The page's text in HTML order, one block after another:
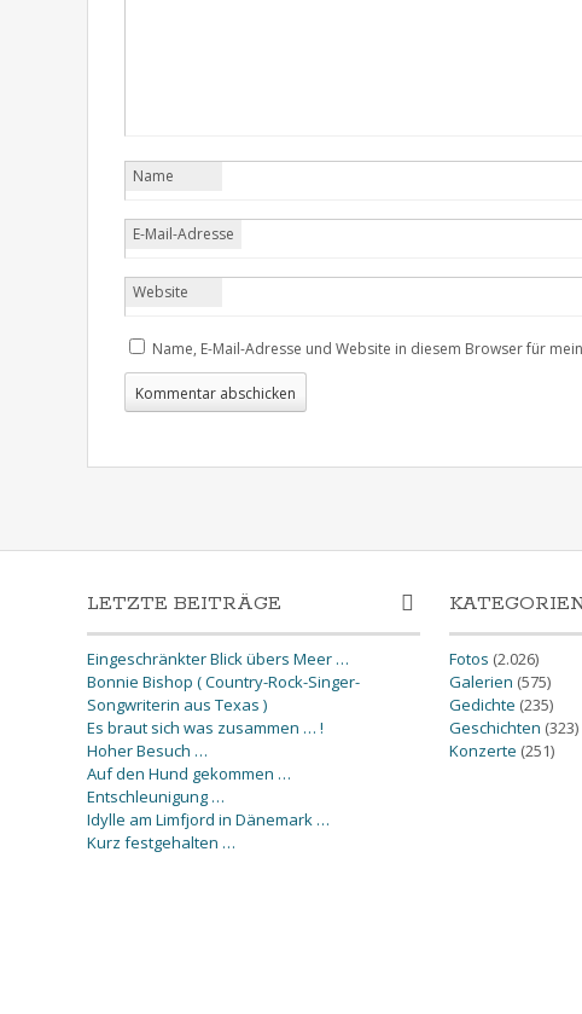
Name
E-Mail-Adresse
Website
Name, E-Mail-Adresse und Website in diesem Browser für
LETZTE BEITRÄGE
Eingeschränkter Blick übers Meer …
Bonnie Bishop ( Country-Rock-Singer-
Songwriterin aus Texas )
Es braut sich was zusammen … !
Hoher Besuch …
Auf den Hund gekommen …
Entschleunigung …
Idylle am Limfjord in Dänemark …
Kurz festgehalten …
Fotos (2.026)
Galerien (575)
Gedichte (235)
Geschichten (323)
Konzerte (251)